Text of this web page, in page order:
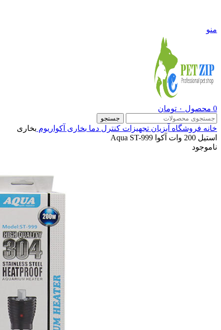
منو
0 محصول ۰ تومان
جستجو
خانه فروشگاه آبزیان تجهیزات کنترل دما بخاری آکواریوم بخاری
استیل 200 وات آکوا Aqua ST-999
ناموجود